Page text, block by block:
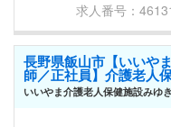
求人番号：
長野県飯山市【いいや
師／正社員】介護老人
いいやま介護老人保健施設みゆ